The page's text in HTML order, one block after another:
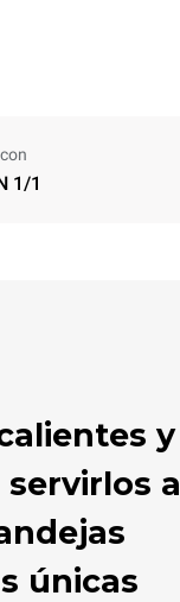
1/1
y
a
únicas